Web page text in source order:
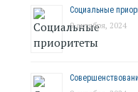
Социальные
9 октября, 2024